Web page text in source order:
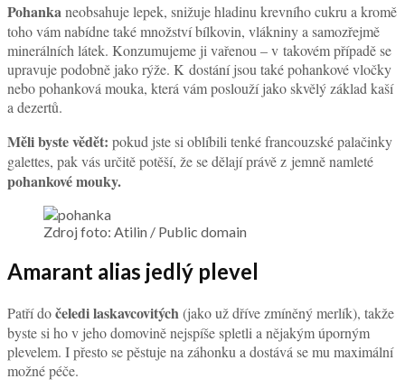
Pohankaneobsahuje lepek, snižuje hladinu krevního cukru a kromě
toho vám nabídne také množství bílkovin, vlákniny a samozřejmě
minerálních látek. Konzumujeme ji vařenou – v takovém případě se
upravuje podobně jako rýže. K dostání jsou také pohankové vločky
nebo pohanková mouka, která vám poslouží jako skvělý základ kaší
a dezertů.
Měli byste vědět: pokud jste si oblíbili tenké francouzské palačinky
galettes, pak vás určitě potěší, že se dělají právě z jemně namleté
pohankové mouky.
Zdroj foto: Atilin / Public domain
Amarant alias jedlý plevel
Patří dočeledi laskavcovitých(jako už dříve zmíněný merlík), takže
byste si ho v jeho domovině nejspíše spletli a nějakým úporným
plevelem. I přesto se pěstuje na záhonku a dostává se mu maximální
možné péče.